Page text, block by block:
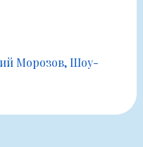
Морозов Шоу-